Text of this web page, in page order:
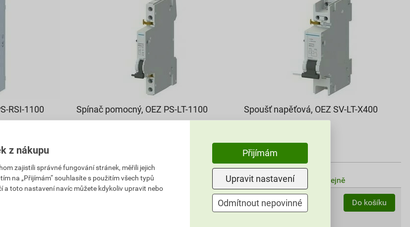
RSI-1100 Spínač pomocný, OEZ PS-LT-1100
Skladem u dodavatele
Můžete mít 20.08. v prodejně
Do košíku
Spoušť napěťová, OEZ SV-LT-X400
763
cena za ks s DPH
Skladem u dodavatele
Můžete mít 20.08. v prodejně
Do košíku
z nákupu
zajistili správné fungování stránek, měřili jejich
na „Přijímám“ souhlasíte s použitím všech typů
a toto nastavení navíc můžete kdykoliv upravit nebo
Přijímám
Upravit nastavení
Odmítnout nepovinné